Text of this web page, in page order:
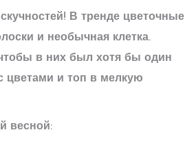
В тренде цветочные
и необычная клетка.
в них был хотя бы один
цветами и топ в мелкую
весной: